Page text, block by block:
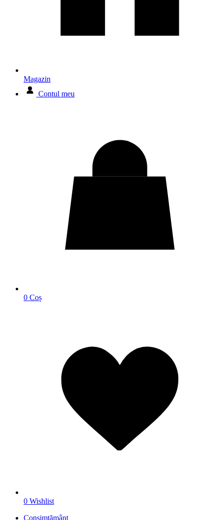
Magazin
Contul meu
0 Coș
0 Wishlist
Consimţământ